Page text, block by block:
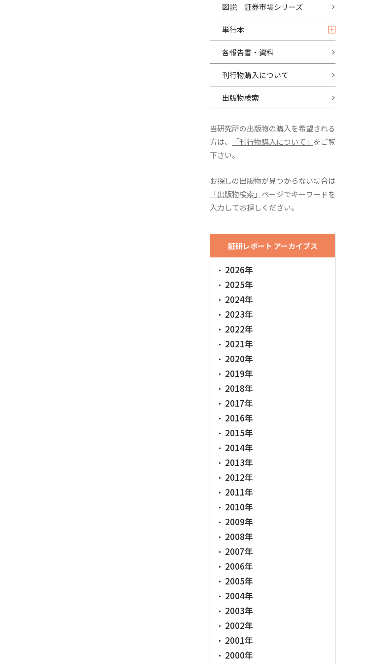
図説 証券市場シリーズ
単行本
各報告書・資料
刊行物購入について
出版物検索
当研究所の出版物の購入を希望される
方は、
「刊行物購入について」 をご覧
下さい。
お探しの出版物が見つからない場合は
「出版物検索」 ページでキーワードを
入力してお探しください。
証研レポート アーカイブス
2026年
2025年
2024年
2023年
2022年
2021年
2020年
2019年
2018年
2017年
2016年
2015年
2014年
2013年
2012年
2011年
2010年
2009年
2008年
2007年
2006年
2005年
2004年
2003年
2002年
2001年
2000年